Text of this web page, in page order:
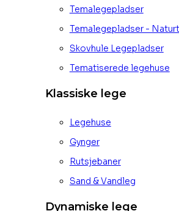
Temalegepladser
Temalegepladser -
Skovhule Legepladser
Tematiserede legehuse
Klassiske lege
Legehuse
Gynger
Rutsjebaner
Sand & Vandleg
Dynamiske lege